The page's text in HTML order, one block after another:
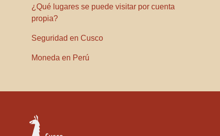
¿Qué lugares se puede visitar por cuenta
propia?
Seguridad en Cusco
Moneda en Perú